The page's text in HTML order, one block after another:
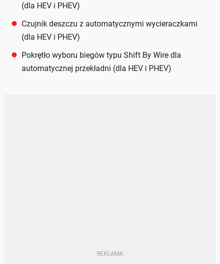
(dla HEV i PHEV)
Czujnik deszczu z automatycznymi wycieraczkami
(dla HEV i PHEV)
Pokrętło wyboru biegów typu Shift By Wire dla
automatycznej przekładni (dla HEV i PHEV)